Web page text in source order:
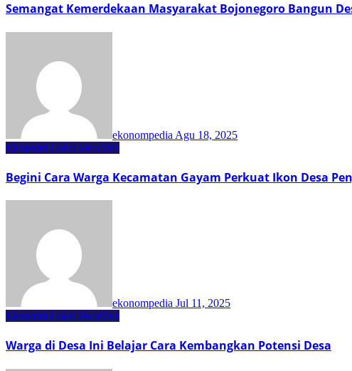
Semangat Kemerdekaan Masyarakat Bojonegoro Bangun
ekonompedia Agu 18, 2025
Ekonomi Lokal Headline
Begini Cara Warga Kecamatan Gayam Perkuat Ikon Desa
ekonompedia Jul 11, 2025
Ekonomi Lokal Headline
Warga di Desa Ini Belajar Cara Kembangkan Potensi Desa